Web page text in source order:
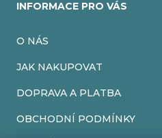
INFORMACE PRO VÁS
O NÁS
JAK NAKUPOVAT
DOPRAVA A PLATBA
OBCHODNÍ PODMÍNKY